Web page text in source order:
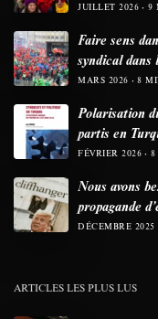
JUILLET 2026 9
Faire sens
syndical dans
MARS 2026 8
Polarisation
partis en
FÉVRIER 2026 8
Nous avons
propagande
DÉCEMBRE 2025
ARTICLES LES PLUS LUS